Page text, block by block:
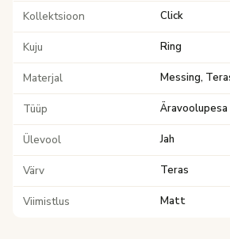
Kollektsioon Click
Kuju Ring
Materjal Messing,
Tüüp Äravoolupesa
Ülevool Jah
Värv Teras
Viimistlus Matt